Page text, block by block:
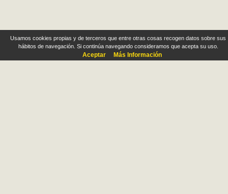
Usamos cookies propias y de terceros que entre otras cosas recogen datos sobre sus
hábitos de navegación. Si continúa navegando consideramos que acepta su uso.
Aceptar Más Información